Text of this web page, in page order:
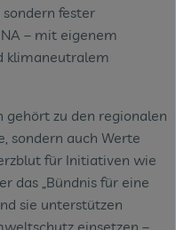
fester
– mit eigenem
klimaneutralem
gehört zu den regionalen
sondern auch Werte
für Initiativen wie
das „Bündnis für eine
sie unterstützen
einsetzen –